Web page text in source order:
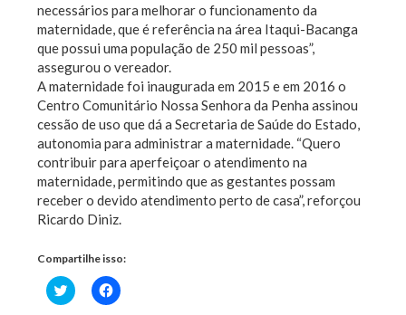
necessários para melhorar o funcionamento da
maternidade, que é referência na área Itaqui-Bacanga
que possui uma população de 250 mil pessoas”,
assegurou o vereador.
A maternidade foi inaugurada em 2015 e em 2016 o
Centro Comunitário Nossa Senhora da Penha assinou
cessão de uso que dá a Secretaria de Saúde do Estado,
autonomia para administrar a maternidade. “Quero
contribuir para aperfeiçoar o atendimento na
maternidade, permitindo que as gestantes possam
receber o devido atendimento perto de casa”, reforçou
Ricardo Diniz.
Compartilhe isso:
Clique
para
Clique
para